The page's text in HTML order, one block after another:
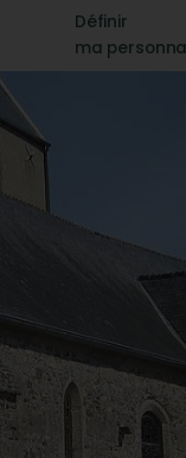
Définir
ma